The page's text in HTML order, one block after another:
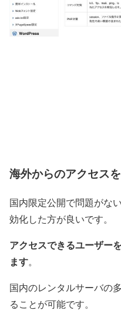
海外からのアクセス
国内限定公開で問題がな
効化した方が良いです。
アクセスできるユーザー
ます。
国内のレンタルサーバの
ることが可能です。